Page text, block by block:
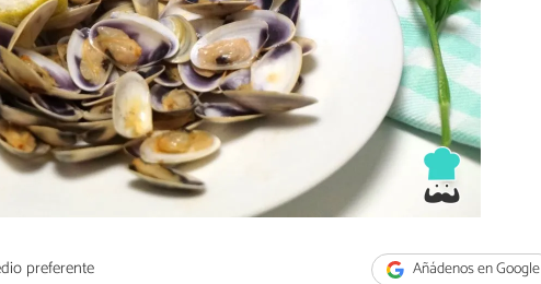
preferente Añádenos en Google